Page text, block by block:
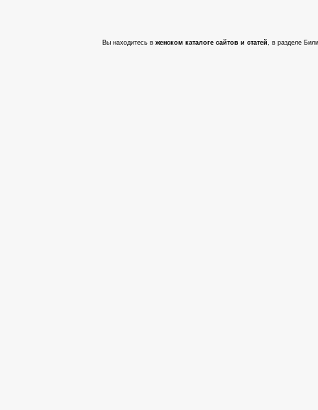
Вы находитесь в женском каталоге сайтов и статей, в разделе